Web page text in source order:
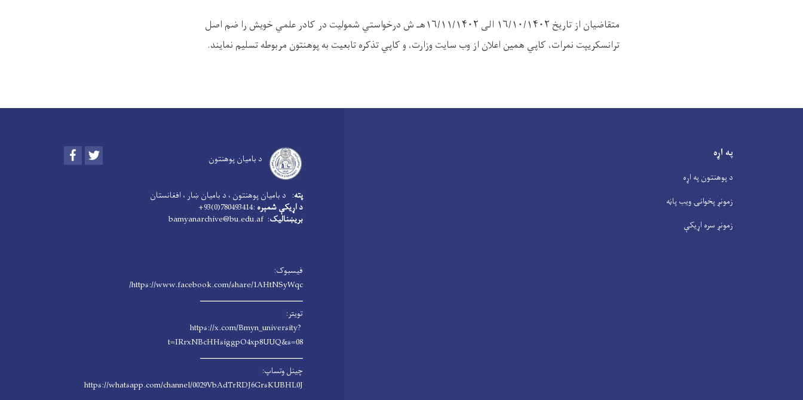
متقاضيان از تاریخ ۱۶/۱۰/۱۴۰۲ الی ۱۶/۱۱/۱۴۰۲هـ ش درخواستي شموليت در کادر علمي خويش را ضم اصل
ترانسکريپت نمرات، کاپي همين اعلان از وب سايت وزارت، و کاپي تذکره تابعيت به پوهنتون مربوطه تسليم نمايند.
په اړه
د پوهنتون په اړه
زمونږ پخوانۍ ویب پاڼه
زمونږ سره اړیکې
د بامیان پوهنتون Facebook
پته: د بامیان پوهنتون ، د بامیان ښار ، افغانستان
د اړیکې شمېره :780493414(0)93+
بریښنالیک: bamyanarchive@bu.edu.af
فیسبوک:
https://www.facebook.com/share/1AHtNSyWqc/
ـــــــــــــــــــــــــــــــــــــــــــ
تویتر:
https://x.com/Bmyn_university?
t=IRrxNBcHHsiggpO4xp8UUQ&s=08
ـــــــــــــــــــــــــــــــــــــــــــ
چینل وتساپ:
https://whatsapp.com/channel/0029VbAdTrRDJ6GrsKUBHL0J